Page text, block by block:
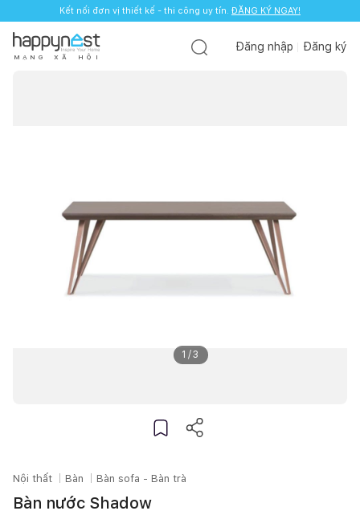
Kết nối đơn vị thiết kế - thi công uy tín. ĐĂNG KÝ NGAY!
M Ạ N G X Ã H Ộ I
Đăng nhập Đăng ký
1 /3
Nội thất Bàn Bàn sofa - Bàn trà
Bàn nước Shadow